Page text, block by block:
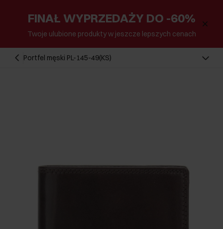
FINAŁ WYPRZEDAŻY DO -60%
Twoje ulubione produkty w jeszcze lepszych cenach
Portfel męski PL-145-49(KS)